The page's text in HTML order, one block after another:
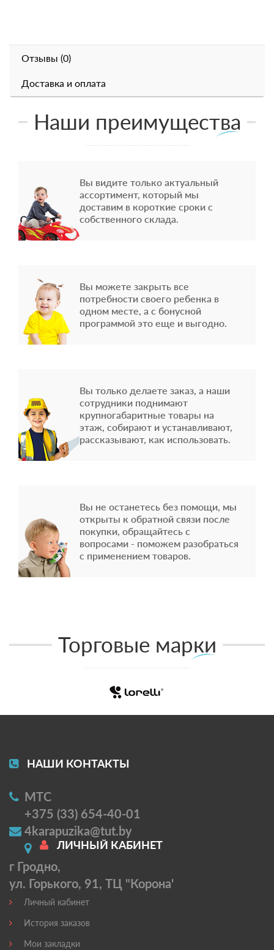
Отзывы (0)
Доставка и оплата
Наши преимущества
Вы видите только актуальный
ассортимент, который мы
доставим в короткие сроки с
собственного склада.
Вы можете закрыть все
потребности своего ребенка в
одном месте, а с бонусной
программой это еще и выгодно.
Вы только делаете заказ, а наши
сотрудники поднимают
крупногабаритные товары на
этаж, собирают и устанавливают,
рассказывают, как использовать.
Вы не останетесь без помощи, мы
открыты к обратной связи после
покупки, обращайтесь с
вопросами - поможем разобраться
с применением товаров.
Торговые марки
НАШИ КОНТАКТЫ
МТС
+375 (33) 654-40-01
4karapuzika@tut.by
г Гродно,
ул. Горького, 91, ТЦ "Корона'
ЛИЧНЫЙ КАБИНЕТ
Личный кабинет
История заказов
Мои закладки